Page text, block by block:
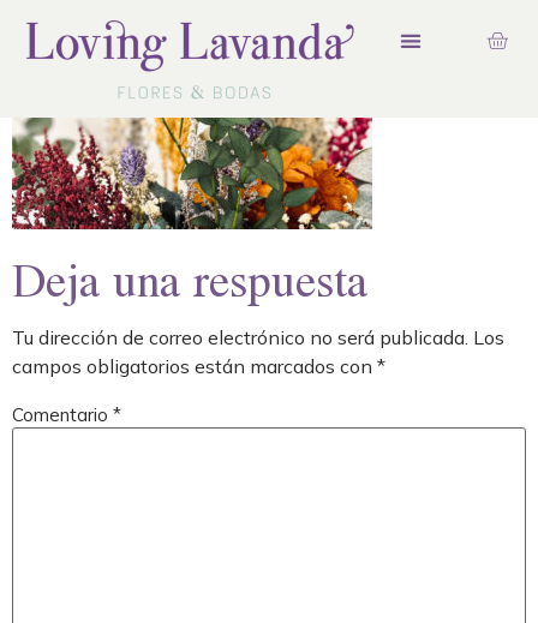
Deja una respuesta
Tu dirección de correo electrónico no será publicada. Los
campos obligatorios están marcados con *
Comentario *